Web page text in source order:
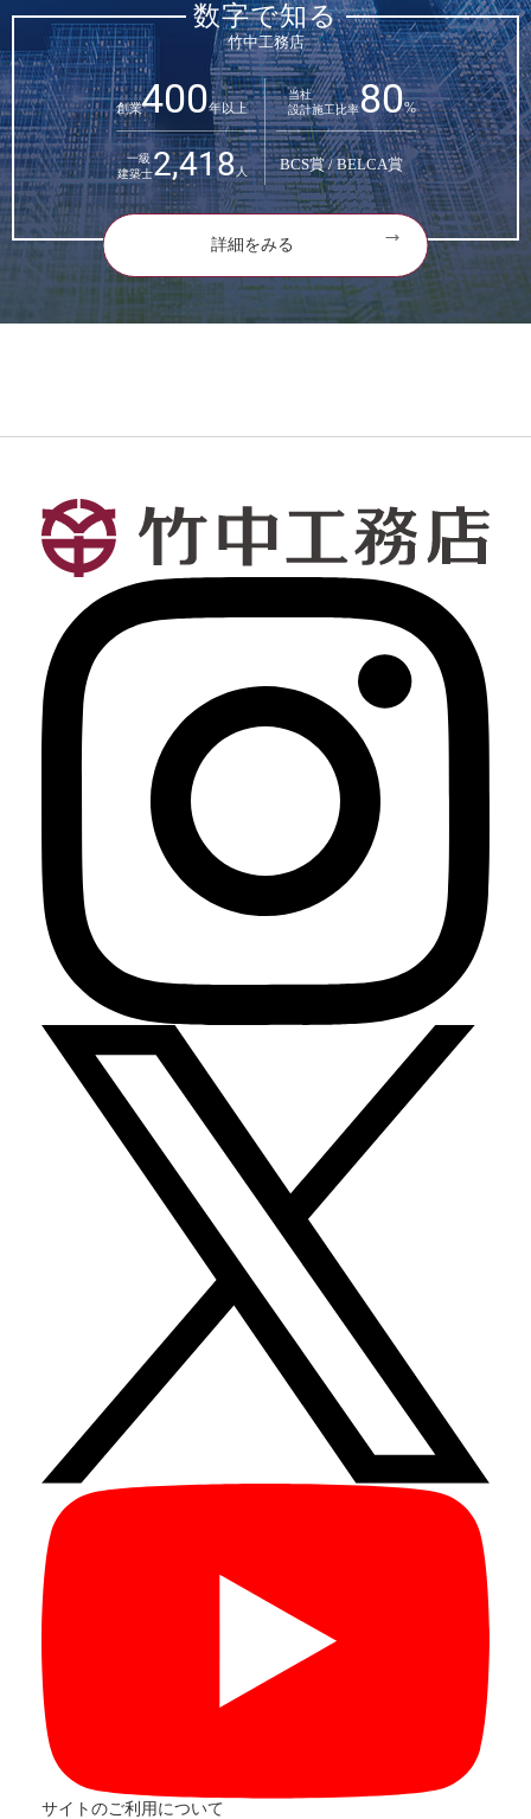
数字で知る
竹中工務店
創業400年以上
当社
設計施工比率80%
一級
建築士2,418人 BCS賞 / BELCA賞
詳細をみる
サイトのご利用について